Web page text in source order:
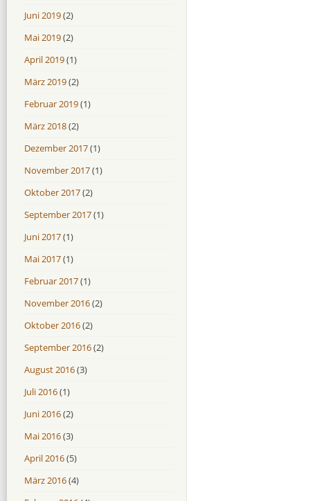
Juni 2019(2)
Mai 2019(2)
April 2019(1)
März 2019(2)
Februar 2019(1)
März 2018(2)
Dezember 2017(1)
November 2017(1)
Oktober 2017(2)
September 2017(1)
Juni 2017(1)
Mai 2017(1)
Februar 2017(1)
November 2016(2)
Oktober 2016(2)
September 2016(2)
August 2016(3)
Juli 2016(1)
Juni 2016(2)
Mai 2016(3)
April 2016(5)
März 2016(4)